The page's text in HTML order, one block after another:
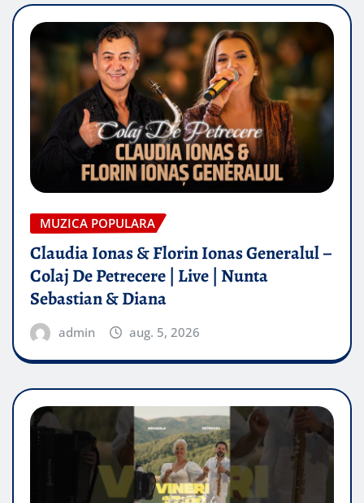
MUZICA POPULARA
Claudia Ionas & Florin Ionas Generalul –
Colaj De Petrecere | Live | Nunta
Sebastian & Diana
admin aug. 5, 2026